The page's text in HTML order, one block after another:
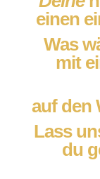
einen
Was
mit
auf den
Lass
du